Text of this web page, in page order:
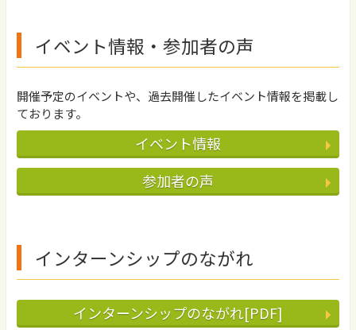
イベント情報・参加者の声
開催予定のイベントや、過去開催したイベント情報を掲載し
ております。
イベント情報
参加者の声
インターンシップのながれ
インターンシップのながれ[PDF]